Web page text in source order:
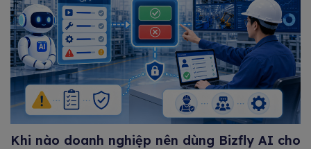
Khi nào doanh nghiệp nên dùng Bizfly AI cho